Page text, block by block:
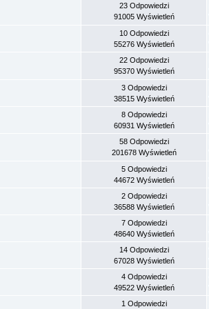
23 Odpowiedzi
91005 Wyświetleń
10 Odpowiedzi
55276 Wyświetleń
22 Odpowiedzi
95370 Wyświetleń
3 Odpowiedzi
38515 Wyświetleń
8 Odpowiedzi
60931 Wyświetleń
58 Odpowiedzi
201678 Wyświetleń
5 Odpowiedzi
44672 Wyświetleń
2 Odpowiedzi
36588 Wyświetleń
7 Odpowiedzi
48640 Wyświetleń
14 Odpowiedzi
67028 Wyświetleń
4 Odpowiedzi
49522 Wyświetleń
1 Odpowiedzi